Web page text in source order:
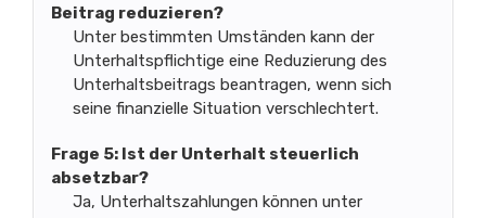
Beitrag reduzieren?
Unter bestimmten Umständen kann der
Unterhaltspflichtige eine Reduzierung des
Unterhaltsbeitrags beantragen, wenn sich
seine finanzielle Situation verschlechtert.
Frage 5: Ist der Unterhalt steuerlich
absetzbar?
Ja, Unterhaltszahlungen können unter